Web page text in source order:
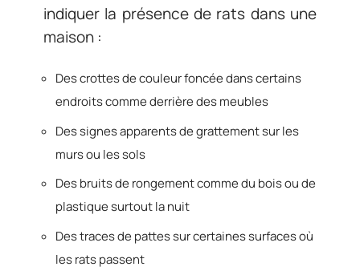
indiquer la présence de rats dans une
maison :
Des crottes de couleur foncée dans certains
endroits comme derrière des meubles
Des signes apparents de grattement sur les
murs ou les sols
Des bruits de rongement comme du bois ou de
plastique surtout la nuit
Des traces de pattes sur certaines surfaces où
les rats passent